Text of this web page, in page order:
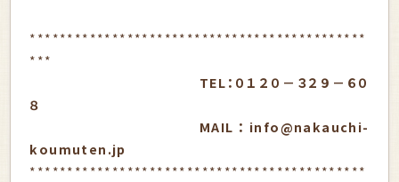
*********************************************
***
TEL：０１２０－３２９－６０
８
MAIL：info@nakauchi-
koumuten.jp
*********************************************